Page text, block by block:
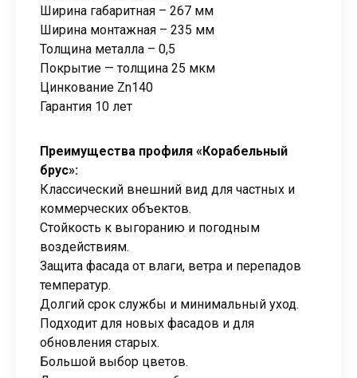
Ширина габаритная – 267 мм
Ширина монтажная – 235 мм
Толщина металла – 0,5
Покрытие — толщина 25 мкм
Цинкование Zn140
Гарантия 10 лет
Преимущества профиля «Корабельный
брус»:
Классический внешний вид для частных и
коммерческих объектов.
Стойкость к выгоранию и погодным
воздействиям.
Защита фасада от влаги, ветра и перепадов
температур.
Долгий срок службы и минимальный уход.
Подходит для новых фасадов и для
обновления старых.
Большой выбор цветов.